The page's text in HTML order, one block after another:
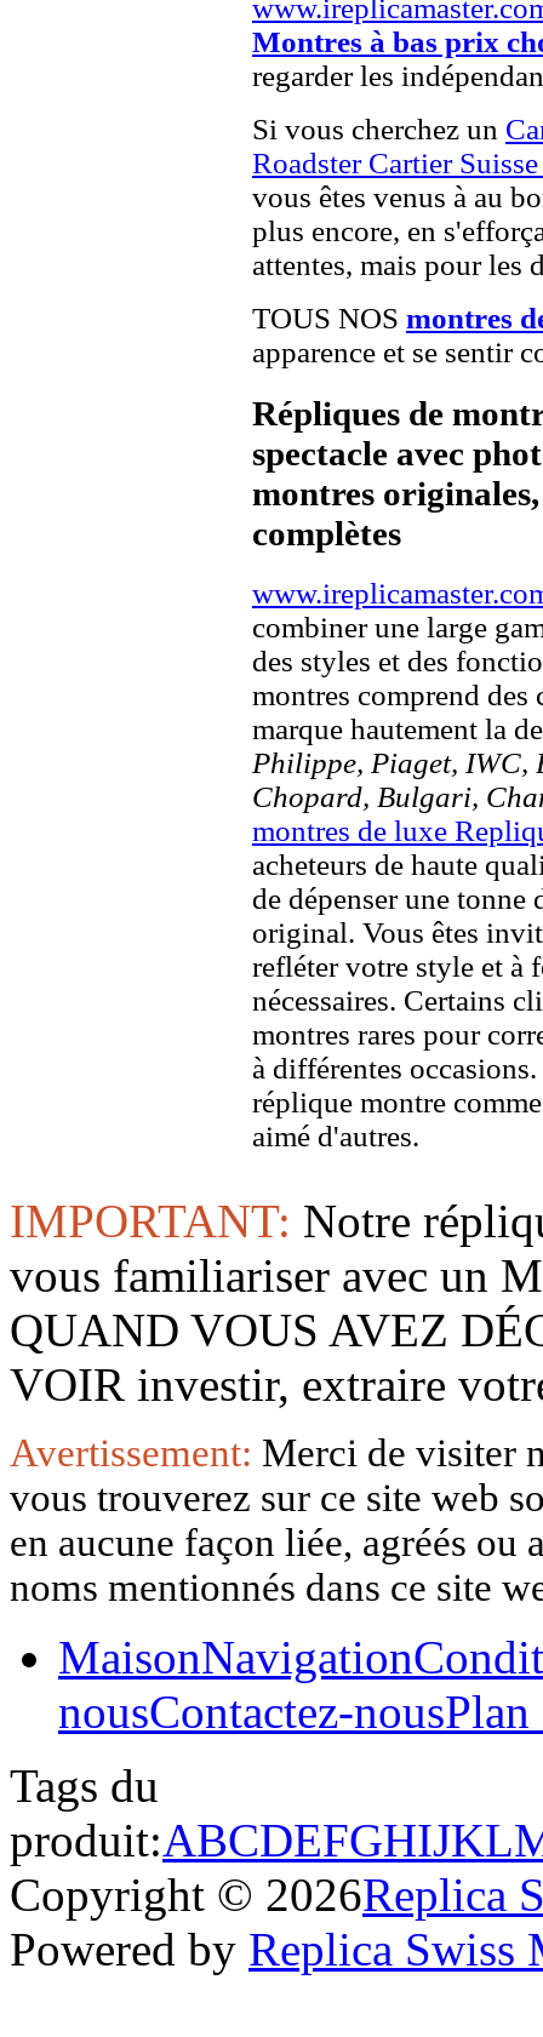
Montres à bas prix
regarder les
Si vous cherchez un
Roadster Cartier
vous êtes venus à au
plus encore, en
attentes, mais pour les
TOUS NOS montres
apparence et se sentir
Répliques de
spectacle avec
montres
complètes
combiner une large
des styles et des
montres comprend des
marque hautement la
Philippe, Piaget, IWC,
Chopard, Bulgari,
montres de luxe
acheteurs de haute
de dépenser une
original. Vous êtes
refléter votre style et à
nécessaires. Certains
montres rares pour
à différentes
réplique montre
aimé d'autres.
IMPORTANT: Notre
vous familiariser avec un
QUAND VOUS AVEZ
VOIR investir, extraire
Avertissement: Merci de visiter
vous trouverez sur ce site web
en aucune façon liée, agréés
noms mentionnés dans ce site
MaisonNavigation
nousContactez-nousPlan
Tags du
produit:ABCDEFGHIJKL
Copyright © 2026Replica
Powered by Replica Swiss